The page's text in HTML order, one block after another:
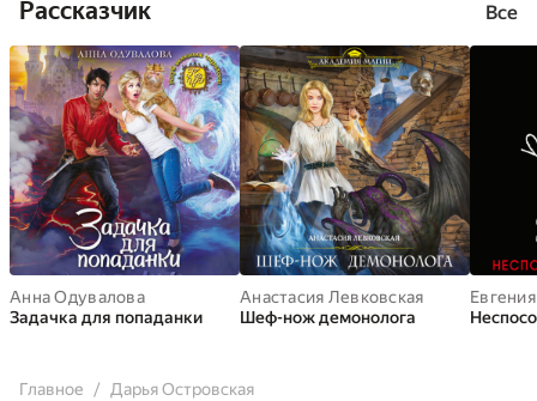
Рассказчик Все
Анна Одувалова
Задачка для попаданки
Анастасия Левковская
Шеф-нож демонолога
Главное Дарья Островская